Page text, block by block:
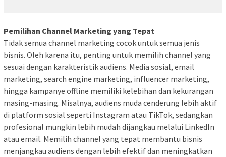
Pemilihan Channel Marketing yang Tepat
Tidak semua channel marketing cocok untuk semua jenis
bisnis. Oleh karena itu, penting untuk memilih channel yang
sesuai dengan karakteristik audiens. Media sosial, email
marketing, search engine marketing, influencer marketing,
hingga kampanye offline memiliki kelebihan dan kekurangan
masing-masing. Misalnya, audiens muda cenderung lebih aktif
di platform sosial seperti Instagram atau TikTok, sedangkan
profesional mungkin lebih mudah dijangkau melalui LinkedIn
atau email. Memilih channel yang tepat membantu bisnis
menjangkau audiens dengan lebih efektif dan meningkatkan